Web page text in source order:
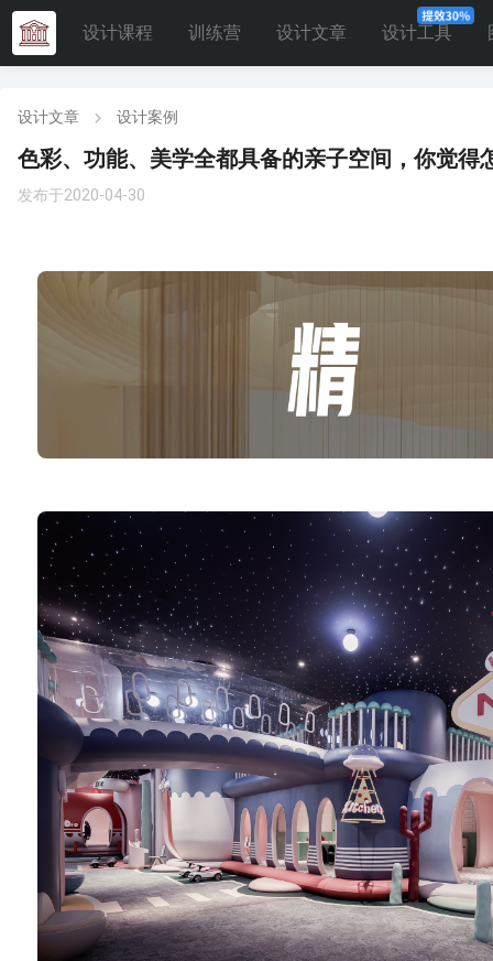
设计课程 训练营 设计文章 设计工具
设计文章 设计案例
色彩、功能、美学全都具备的亲子空间，你觉得
发布于2020-04-30